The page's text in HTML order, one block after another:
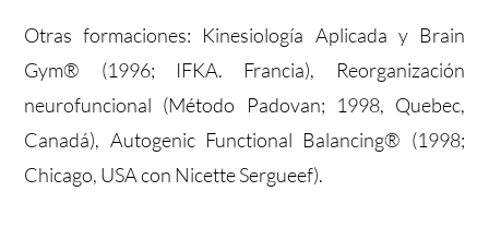
Otras formaciones: Kinesiología Aplicada y Brain
Gym® (1996; IFKA. Francia), Reorganización
neurofuncional (Método Padovan; 1998, Quebec,
Canadá), Autogenic Functional Balancing® (1998;
Chicago, USA con Nicette Sergueef).